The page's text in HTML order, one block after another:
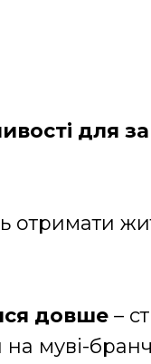
для
отримати
довше –
муві-